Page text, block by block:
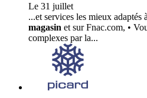
Le 31 juillet
...et services les mieux adaptés
magasin et sur Fnac.com, •
complexes par la...